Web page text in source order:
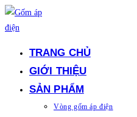
Skip
to
TRANG CHỦ
GIỚI THIỆU
SẢN PHẨM
Vòng gốm áp điện